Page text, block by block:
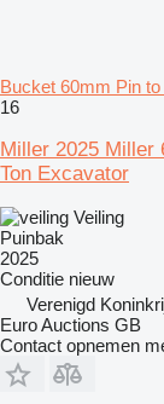
Bucket 60mm Pin
16
Miller 2025 Miller
Ton Excavator
Veiling
Puinbak
2025
Conditie nieuw
Verenigd
Euro Auctions GB
Contact opnemen